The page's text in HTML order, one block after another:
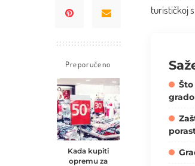
Preporučeno
Kada kupiti
opremu za
turističkoj